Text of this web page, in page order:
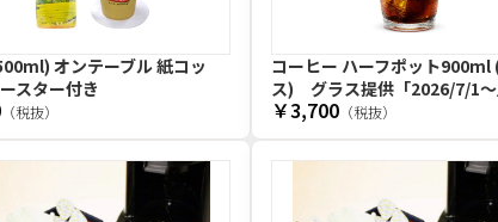
オンテーブル 紙コッ
スター付き
（税抜）
コーヒー ハーフポット900ml
ス) グラス提供 「2026/7/1〜
￥3,700 （税抜）